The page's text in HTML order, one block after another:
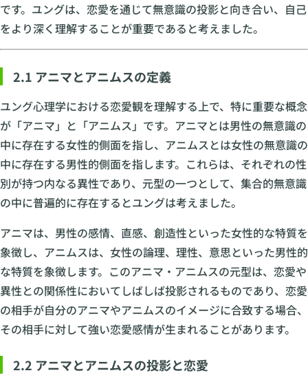
です。ユングは、恋愛を通じて無意識の投影と向き合い、自己
をより深く理解することが重要であると考えました。
2.1 アニマとアニムスの定義
ユング心理学における恋愛観を理解する上で、特に重要な概念
が「アニマ」と「アニムス」です。アニマとは男性の無意識の
中に存在する女性的側面を指し、アニムスとは女性の無意識の
中に存在する男性的側面を指します。これらは、それぞれの性
別が持つ内なる異性であり、元型の一つとして、集合的無意識
の中に普遍的に存在するとユングは考えました。
アニマは、男性の感情、直感、創造性といった女性的な特質を
象徴し、アニムスは、女性の論理、理性、意思といった男性的
な特質を象徴します。このアニマ・アニムスの元型は、恋愛や
異性との関係性においてしばしば投影されるものであり、恋愛
の相手が自分のアニマやアニムスのイメージに合致する場合、
その相手に対して強い恋愛感情が生まれることがあります。
2.2 アニマとアニムスの投影と恋愛